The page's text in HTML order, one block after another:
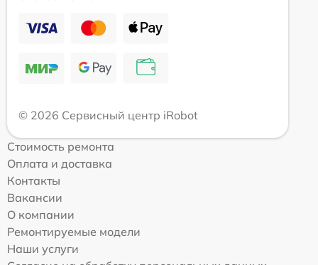
© 2026 Сервисный центр iRobot
Стоимость ремонта
Оплата и доставка
Контакты
Вакансии
О компании
Ремонтируемые модели
Наши услуги